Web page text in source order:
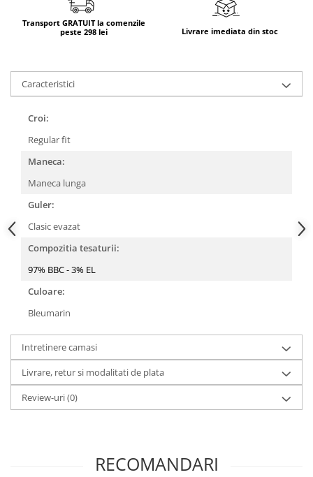
Transport GRATUIT la comenzile
peste 298 lei
Livrare imediata din stoc
Caracteristici
Croi:
Regular fit
Maneca:
Maneca lunga
Guler:
Clasic evazat
Compozitia tesaturii:
97% BBC - 3% EL
Culoare:
Bleumarin
Intretinere camasi
Livrare, retur si modalitati de plata
Review-uri(0)
RECOMANDARI